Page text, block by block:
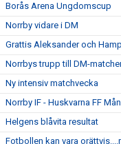
Borås Arena Ungdomscup
Norrby vidare i DM
Grattis Aleksander och
Norrbys trupp till DM-
Ny intensiv matchvecka
Norrby IF - Huskvarna FF
Helgens blåvita resultat
Fotbollen kan vara